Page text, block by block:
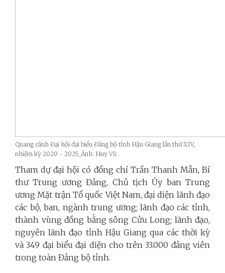
Quang cảnh Đại hội đại biểu Đảng bộ tỉnh Hậu Giang lần thứ XIV,
nhiệm kỳ 2020 - 2025_Ảnh: Huy Vũ
Tham dự đại hội có đồng chí Trần Thanh Mẫn, Bí
thư Trung ương Đảng, Chủ tịch Ủy ban Trung
ương Mặt trận Tổ quốc Việt Nam, đại diện lãnh đạo
các bộ, ban, ngành trung ương; lãnh đạo các tỉnh,
thành vùng đồng bằng sông Cửu Long; lãnh đạo,
nguyên lãnh đạo tỉnh Hậu Giang qua các thời kỳ
và 349 đại biểu đại diện cho trên 33.000 đảng viên
trong toàn Đảng bộ tỉnh.